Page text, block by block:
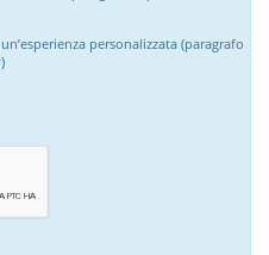
personalizzata (paragrafo
)